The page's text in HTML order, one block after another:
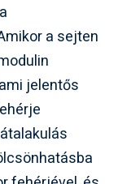
a sejten
jelentős